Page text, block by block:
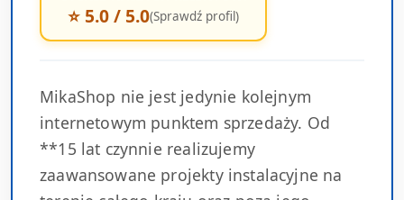
⭐ 5.0 / 5.0(Sprawdź profil)
MikaShop nie jest jedynie kolejnym
internetowym punktem sprzedaży. Od
**15 lat czynnie realizujemy
zaawansowane projekty instalacyjne na